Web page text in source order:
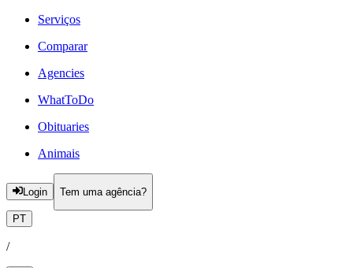
Serviços
Comparar
Agencies
WhatToDo
Obituaries
Animais
Login Tem uma agência?
PT
/